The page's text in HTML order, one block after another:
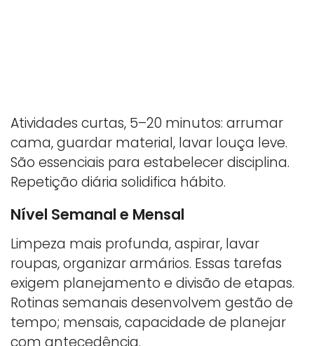
Atividades curtas, 5–20 minutos: arrumar
cama, guardar material, lavar louça leve.
São essenciais para estabelecer disciplina.
Repetição diária solidifica hábito.
Nível Semanal e Mensal
Limpeza mais profunda, aspirar, lavar
roupas, organizar armários. Essas tarefas
exigem planejamento e divisão de etapas.
Rotinas semanais desenvolvem gestão de
tempo; mensais, capacidade de planejar